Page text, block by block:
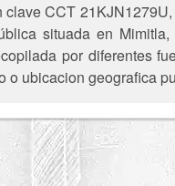
clave CCT
situada en
por diferentes
o ubicacion geografica